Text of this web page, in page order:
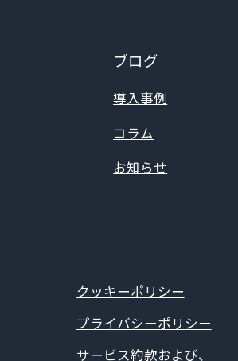
ブログ
導入事例
コラム
お知らせ
クッキーポリシー
プライバシーポリシー
サービス約款および、